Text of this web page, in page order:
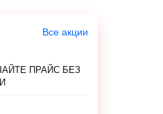
Все акции
ПРАЙС БЕЗ